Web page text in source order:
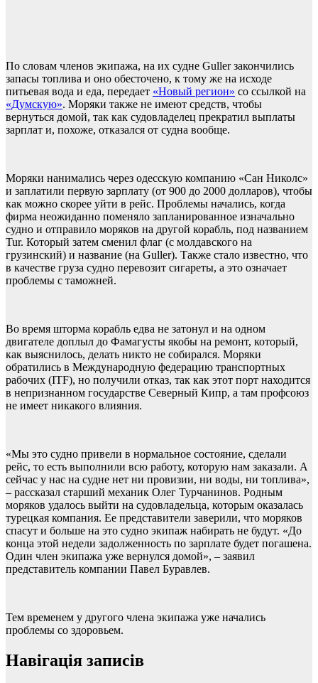
По словам членов экипажа, на их судне Guller закончились
запасы топлива и оно обесточено, к тому же на исходе
питьевая вода и еда, передает «Новый регион» со ссылкой на
«Думскую». Моряки также не имеют средств, чтобы
вернуться домой, так как судовладелец прекратил выплаты
зарплат и, похоже, отказался от судна вообще.
Моряки нанимались через одесскую компанию «Сан Николс»
и заплатили первую зарплату (от 900 до 2000 долларов), чтобы
как можно скорее уйти в рейс. Проблемы начались, когда
фирма неожиданно поменяло запланированное изначально
судно и отправило моряков на другой корабль, под названием
Tur. Который затем сменил флаг (с молдавского на
грузинский) и название (на Guller). Также стало известно, что
в качестве груза судно перевозит сигареты, а это означает
проблемы с таможней.
Во время шторма корабль едва не затонул и на одном
двигателе доплыл до Фамагусты якобы на ремонт, который,
как выяснилось, делать никто не собирался. Моряки
обратились в Международную федерацию транспортных
рабочих (ITF), но получили отказ, так как этот порт находится
в непризнанном государстве Северный Кипр, а там профсоюз
не имеет никакого влияния.
«Мы это судно привели в нормальное состояние, сделали
рейс, то есть выполнили всю работу, которую нам заказали. А
сейчас у нас на судне нет ни провизии, ни воды, ни топлива»,
– рассказал старший механик Олег Турчанинов. Родным
моряков удалось выйти на судовладельца, которым оказалась
турецкая компания. Ее представители заверили, что моряков
спасут и больше на это судно экипаж набирать не будут. «До
конца этой недели задолженность по зарплате будет погашена.
Один член экипажа уже вернулся домой», – заявил
представитель компании Павел Буравлев.
Тем временем у другого члена экипажа уже начались
проблемы со здоровьем.
Навігація записів